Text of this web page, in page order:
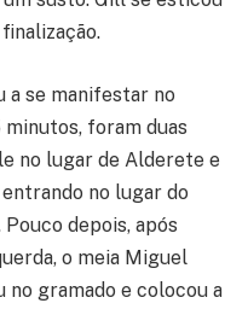
a se manifestar no
minutos, foram duas
no lugar de Alderete e
no lugar do
depois, após
o meia Miguel
no gramado e colocou a